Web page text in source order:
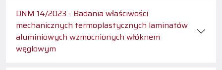
DNM 14/2023 - Badania właściwości
mechanicznych termoplastycznych laminatów
aluminiowych wzmocnionych włóknem
węglowym